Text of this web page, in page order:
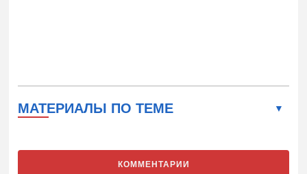
МАТЕРИАЛЫ ПО ТЕМЕ
КОММЕНТАРИИ